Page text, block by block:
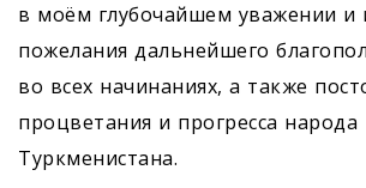
в моём глубочайшем уважении и
пожелания дальнейшего
во всех начинаниях, а также
процветания и прогресса народа
Туркменистана.